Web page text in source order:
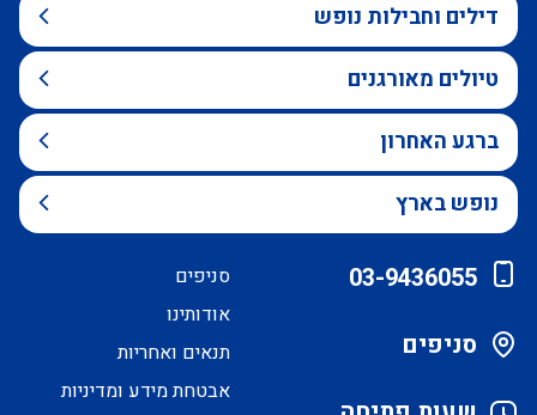
דילים וחבילות נופש
טיולים מאורגנים
ברגע האחרון
נופש בארץ
03-9436055
סניפים
סניפים
אודותינו
תנאים ואחריות
אבטחת מידע ומדיניות